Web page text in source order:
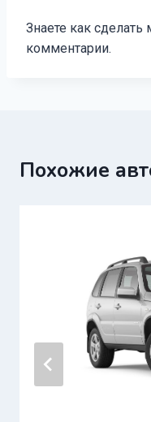
Знаете как
комментарии.
Похожие